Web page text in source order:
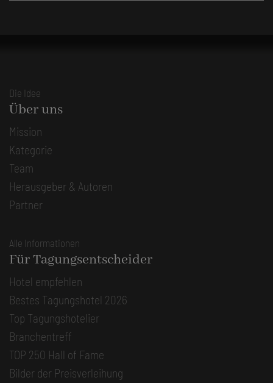
Die Idee
Über uns
Mission
Kategorie
Team
Herausgeber & Autoren
Partner
Alle Informationen
Für Tagungsentscheider
Hotel empfehlen
Bestes Tagungshotel 2026
Top Tagungshotelier
Branchentreff
TOP 250 Hall of Fame
Bilder der Preisverleihung